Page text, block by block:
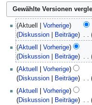
Januar
2011
Aktuell Vorherige
Diskussion
Beiträge
K
e
i
n
e
B
e
Dezember
2010
Aktuell Vorherige
Diskussion
Beiträge
29.
März
Aktuell Vorherige
Diskussion
Beiträge
K
e
13.
Januar
Aktuell Vorherige
Diskussion
Beiträge